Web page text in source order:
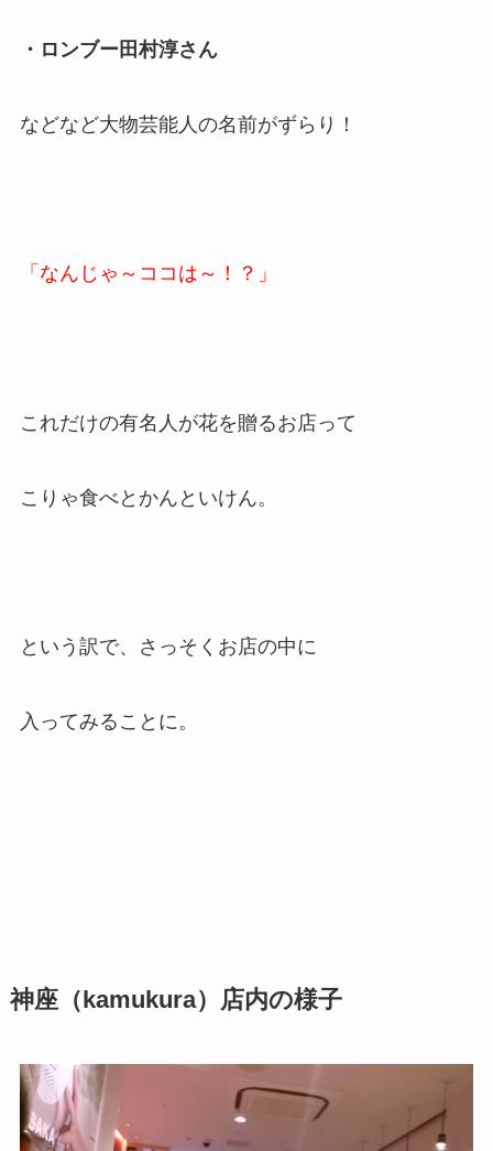
・ロンブー田村淳さん
などなど大物芸能人の名前がずらり！
「なんじゃ～ココは～！？」
これだけの有名人が花を贈るお店って
こりゃ食べとかんといけん。
という訳で、さっそくお店の中に
入ってみることに。
神座（kamukura）店内の様子